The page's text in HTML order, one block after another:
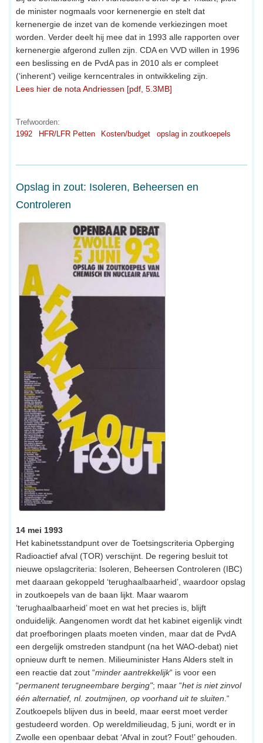
de minister nogmaals voor kernenergie en stelt dat
kernenergie de inzet van de komende verkiezingen moet
worden. Verder deelt hij mee dat in 1993 alle rapporten over
kernenergie afgerond zullen zijn. CDA en VVD willen in 1996
een beslissing en de PvdA pas in 2010 als er compleet
(‘inherent’) veilige kerncentrales in ontwikkeling zijn.
Lees hier de nota Andriessen [pdf, 5.3MB]
Trefwoorden:
1992
HFR/LFR Petten Kosten/budget opslag in zoutkoepels
Opslag in zout: Isoleren, Beheersen en
Controleren
14 mei 1993
Het kabinetsstandpunt over de Toetsingscriteria Opberging
Radioactief afval (TOR) verschijnt. De regering besluit tot
nieuwe opslagcriteria: Isoleren, Beheersen Controleren (IBC)
met daaraan gekoppeld ‘terughaalbaarheid’, waardoor opslag
in zoutkoepels van de baan lijkt. Maar waarom
‘terughaalbaarheid’ moet en wat het precies is, blijft
onduidelijk. Aangenomen wordt dat het kabinet eigenlijk vindt
dat proefboringen plaats moeten vinden, maar dat de PvdA
een dergelijk omstreden standpunt (na het WAO-debat) niet
opnieuw durft te nemen. Milieuminister Hans Alders stelt in
een reactie dat zout “minder aantrekkelijk“ is voor een
“permanent terugneembare berging"; maar “het is niet zinvol
één alternatief, nl. zoutmijnen, op voorhand uit te sluiten .“
Zoutkoepels blijven dus in beeld, maar eerst moet verder
gestudeerd worden. Op wereldmilieudag, 5 juni, wordt er in
Zwolle een openbaar debat ‘Afval in zout? Fout!’ gehouden.